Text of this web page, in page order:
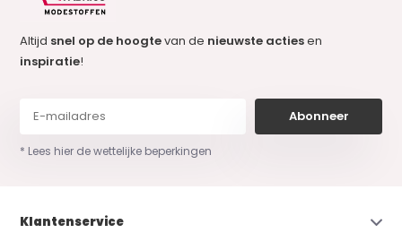
Altijd snel op de hoogtevan de nieuwste actiesen
inspiratie!
Abonneer
* Lees hier de wettelijke beperkingen
Klantenservice